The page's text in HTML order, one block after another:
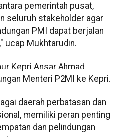
pemerintah pusat,
seluruh stakeholder agar
PMI dapat berjalan
ucap Mukhtarudin.
Kepri Ansar Ahmad
Menteri P2MI ke Kepri.
daerah perbatasan dan
memiliki peran penting
dan pelindungan